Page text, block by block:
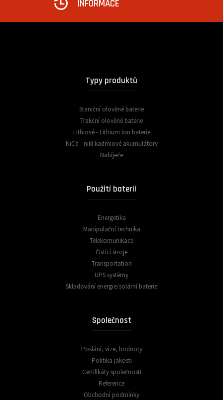
INFORMACE
Typy produktů
Staniční olověné baterie
Trakční olověné baterie
Lithiové - Lithium Ion baterie
NiCd - nikl kadmiové akumulátory
Nabíječe
Použití baterií
Energetika
Manipulační technika
Telekomunikace
Čistící stroje
Transportation
UPS systémy
Skladování energie/solární baterie
Společnost
Poslání, vize, hodnoty
Politika jakosti
Certifikáty společnosti
Reference
Obchodní podmínky